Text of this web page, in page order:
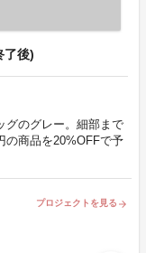
了後)
グのグレー。細部まで
の商品を20%OFFで予
プロジェクトを見る arrow_forward